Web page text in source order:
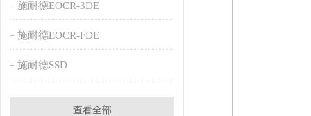
施耐德EOCR-3DE
施耐德EOCR-FDE
施耐德SSD
查看全部